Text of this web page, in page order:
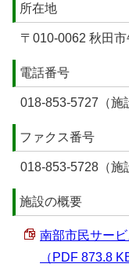
所在地
〒010-0062 秋田
電話番号
018-853-5727（施
ファクス番号
018-853-5728（施
施設の概要
南部市民サー
（PDF 873.8